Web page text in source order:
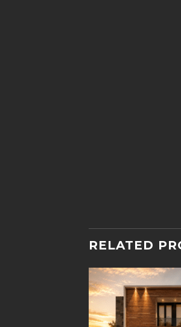
RELATED